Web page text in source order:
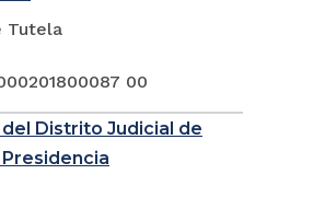
Tutela
00
Distrito Judicial de